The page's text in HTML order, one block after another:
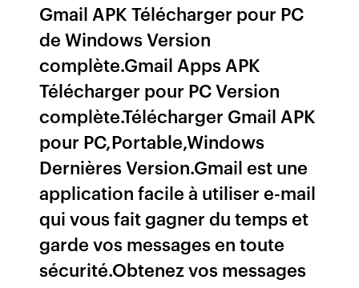
Gmail APK Télécharger pour PC
de Windows Version
complète.Gmail Apps APK
Télécharger pour PC Version
complète.Télécharger Gmail APK
pour PC,Portable,Windows
Dernières Version.Gmail est une
application facile à utiliser e-mail
qui vous fait gagner du temps et
garde vos messages en toute
sécurité.Obtenez vos messages